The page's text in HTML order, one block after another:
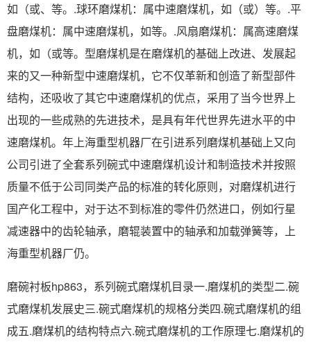
如（或、等。.球环磨煤机：属中速磨煤机，如（或）等。.平
盘磨煤机：属中速磨煤机，如等。.风扇磨煤机：属高速磨煤
机，如（或等。型磨煤机是在磨煤机的基础上改进、发展起
来的又一种新型中速磨煤机，它不仅革新和创造了新型部件
结构，还吸收了其它中速磨煤机的优点，采用了当今世界上
出现的一些成熟的先进技术，是具有年代世界先进水平的中
速磨煤机。年上海重型机器厂在引进系列磨煤机基础上又向
公司引进了全套系列碗式中速磨煤机设计和制造技术并按照
质量不低于公司同类产品的标准的转化原则，对磨煤机进行
国产化工程中，对于达不到标准的零件仍然进口，例如行星
减速器中的齿轮轴承，磨辊装置中的轴承和加载弹簧等，上
海重型机器厂仍。
磨碗衬板hp863，系列碗式磨煤机目录一.磨煤机的类型二.碗
式磨煤机发展史三.碗式磨煤机的规格分类四.碗式磨煤机的组
成五.磨煤机的结构特点六.碗式磨煤机的工作原理七.磨煤机的